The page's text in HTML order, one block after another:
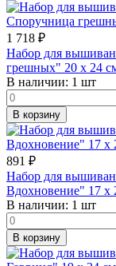
1 718 ₽
Набор для
грешных" 20 х 24
В наличии: 1 шт
В корзину
891 ₽
Набор для
Вдохновение" 17 х
В наличии: 1 шт
В корзину